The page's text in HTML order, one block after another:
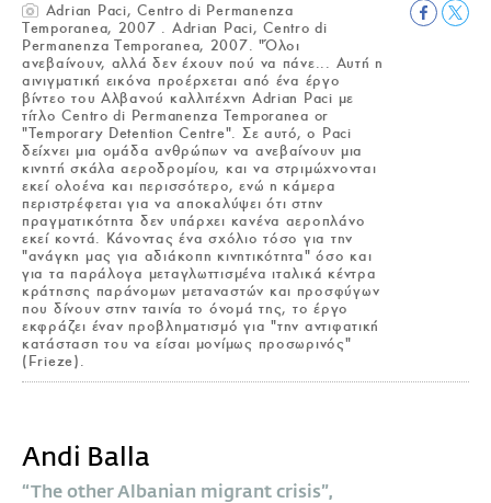
Adrian Paci, Centro di Permanenza
Temporanea, 2007 . Adrian Paci, Centro di
Permanenza Temporanea, 2007. "Όλοι
ανεβαίνουν, αλλά δεν έχουν πού να πάνε... Αυτή η
αινιγματική εικόνα προέρχεται από ένα έργο
βίντεο του Αλβανού καλλιτέχνη Adrian Paci με
τίτλο Centro di Permanenza Temporanea or
"Temporary Detention Centre". Σε αυτό, ο Paci
δείχνει μια ομάδα ανθρώπων να ανεβαίνουν μια
κινητή σκάλα αεροδρομίου, και να στριμώχνονται
εκεί ολοένα και περισσότερο, ενώ η κάμερα
περιστρέφεται για να αποκαλύψει ότι στην
πραγματικότητα δεν υπάρχει κανένα αεροπλάνο
εκεί κοντά. Κάνοντας ένα σχόλιο τόσο για την
"ανάγκη μας για αδιάκοπη κινητικότητα" όσο και
για τα παράλογα μεταγλωττισμένα ιταλικά κέντρα
κράτησης παράνομων μεταναστών και προσφύγων
που δίνουν στην ταινία το όνομά της, το έργο
εκφράζει έναν προβληματισμό για "την αντιφατική
κατάσταση του να είσαι μονίμως προσωρινός"
(Frieze).
Andi Balla
“The other Albanian migrant crisis”,